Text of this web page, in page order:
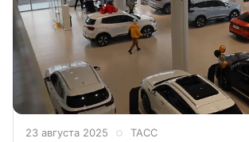
23 августа 2025 ТАСС